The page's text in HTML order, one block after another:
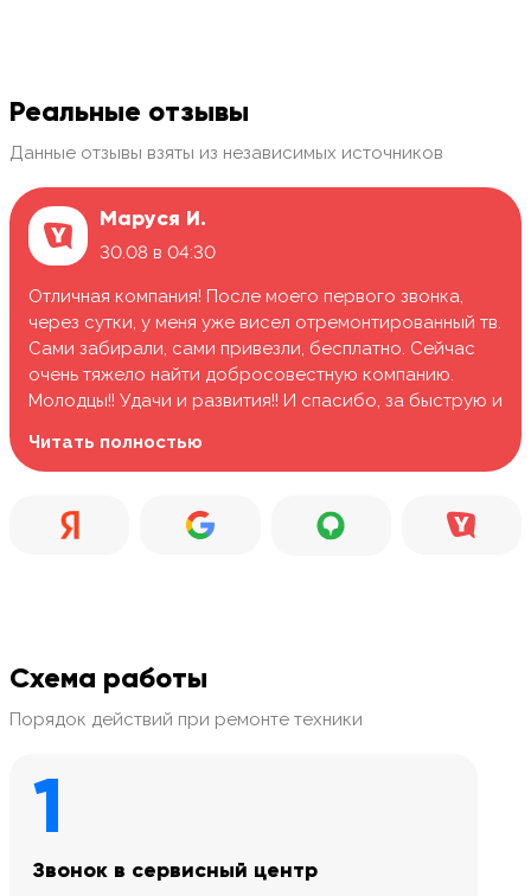
Реальные отзывы
Данные отзывы взяты из независимых источников
Маруся И.
30.08 в 04:30
Отличная компания! После моего первого звонка,
через сутки, у меня уже висел отремонтированный тв.
Сами забирали, сами привезли, бесплатно. Сейчас
очень тяжело найти добросовестную компанию.
Молодцы!! Удачи и развития!! И спасибо, за быструю и
Читать полностью
Схема работы
Порядок действий при ремонте техники
1
Звонок в сервисный центр